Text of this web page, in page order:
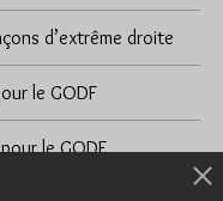
d’extrême droite
le GODF
le GODF